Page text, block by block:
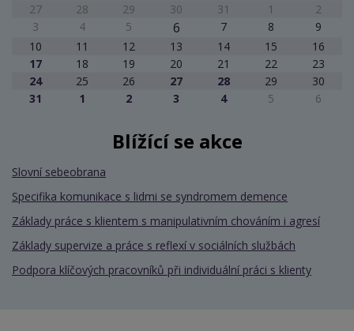
27
28 29 30 31 1
2
3
4 5 6 7 8
9
10
11 12 13 14 15
16
17
18 19 20 21 22
23
24
25 26 27 28 29
30
31
1 2 3 4 5 6
Blížící se akce
Slovní sebeobrana
Specifika komunikace s lidmi se syndromem demence
Základy práce s klientem s manipulativním chováním i agresí
Základy supervize a práce s reflexí v sociálních službách
Podpora klíčových pracovníků při individuální práci s klienty